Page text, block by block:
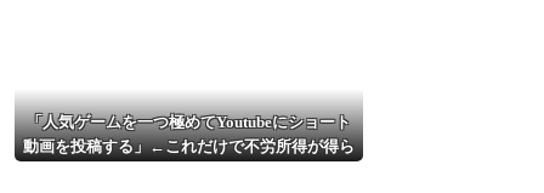
「人気ゲームを一つ極めてYoutubeにショート
動画を投稿する」←これだけで不労所得が得ら